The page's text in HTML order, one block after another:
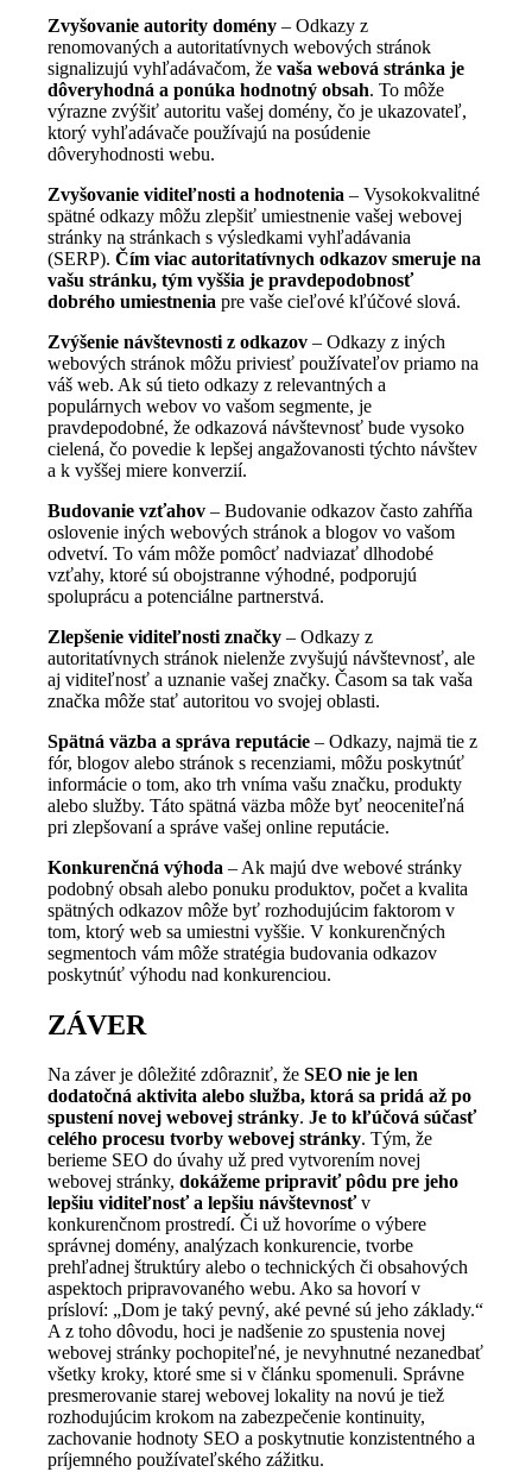
Zvyšovanie autority domény – Odkazy z
renomovaných a autoritatívnych webových stránok
signalizujú vyhľadávačom, ževaša webová stránka je
dôveryhodná a ponúka hodnotný obsah. To môže
výrazne zvýšiť autoritu vašej domény, čo je ukazovateľ,
ktorý vyhľadávače používajú na posúdenie
dôveryhodnosti webu.
Zvyšovanie viditeľnosti a hodnotenia – Vysokokvalitné
spätné odkazy môžu zlepšiť umiestnenie vašej webovej
stránky na stránkach s výsledkami vyhľadávania
(SERP).Čím viac autoritatívnych odkazov smeruje na
vašu stránku, tým vyššia je pravdepodobnosť
dobrého umiestnenia pre vaše cieľové kľúčové slová.
Zvýšenie návštevnosti z odkazov – Odkazy z iných
webových stránok môžu priviesť používateľov priamo na
váš web. Ak sú tieto odkazy z relevantných a
populárnych webov vo vašom segmente, je
pravdepodobné, že odkazová návštevnosť bude vysoko
cielená, čo povedie k lepšej angažovanosti týchto návštev
a k vyššej miere konverzií.
Budovanie vzťahov – Budovanie odkazov často zahŕňa
oslovenie iných webových stránok a blogov vo vašom
odvetví. To vám môže pomôcť nadviazať dlhodobé
vzťahy, ktoré sú obojstranne výhodné, podporujú
spoluprácu a potenciálne partnerstvá.
Zlepšenie viditeľnosti značky – Odkazy z
autoritatívnych stránok nielenže zvyšujú návštevnosť, ale
aj viditeľnosť a uznanie vašej značky. Časom sa tak vaša
značka môže stať autoritou vo svojej oblasti.
Spätná väzba a správa reputácie– Odkazy, najmä tie z
fór, blogov alebo stránok s recenziami, môžu poskytnúť
informácie o tom, ako trh vníma vašu značku, produkty
alebo služby. Táto spätná väzba môže byť neoceniteľná
pri zlepšovaní a správe vašej online reputácie.
Konkurenčná výhoda – Ak majú dve webové stránky
podobný obsah alebo ponuku produktov, počet a kvalita
spätných odkazov môže byť rozhodujúcim faktorom v
tom, ktorý web sa umiestni vyššie. V konkurenčných
segmentoch vám môže stratégia budovania odkazov
poskytnúť výhodu nad konkurenciou.
ZÁVER
Na záver je dôležité zdôrazniť, žeSEO nie je len
dodatočná aktivita alebo služba, ktorá sa pridá až po
spustení novej webovej stránky.Je to kľúčová súčasť
celého procesu tvorby webovej stránky. Tým, že
berieme SEO do úvahy už pred vytvorením novej
webovej stránky,dokážeme pripraviť pôdu pre jeho
lepšiu viditeľnosť a lepšiu návštevnosťv
konkurenčnom prostredí. Či už hovoríme o výbere
správnej domény, analýzach konkurencie, tvorbe
prehľadnej štruktúry alebo o technických či obsahových
aspektoch pripravovaného webu. Ako sa hovorí v
prísloví: „Dom je taký pevný, aké pevné sú jeho základy.“
A z toho dôvodu, hoci je nadšenie zo spustenia novej
webovej stránky pochopiteľné, je nevyhnutné nezanedbať
všetky kroky, ktoré sme si v článku spomenuli. Správne
presmerovanie starej webovej lokality na novú je tiež
rozhodujúcim krokom na zabezpečenie kontinuity,
zachovanie hodnoty SEO a poskytnutie konzistentného a
príjemného používateľského zážitku.